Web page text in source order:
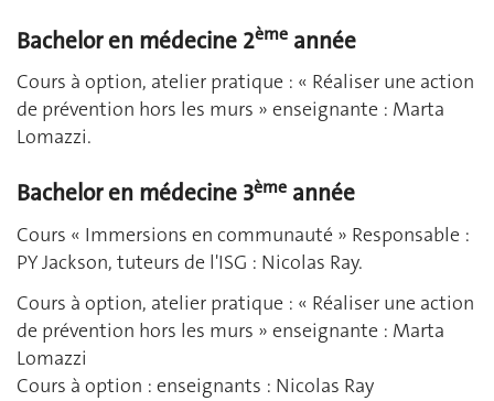
Bachelor en médecine 2ème année
Cours à option, atelier pratique : « Réaliser une action
de prévention hors les murs » enseignante : Marta
Lomazzi.
Bachelor en médecine 3ème année
Cours « Immersions en communauté » Responsable :
PY Jackson, tuteurs de l'ISG : Nicolas Ray.
Cours à option, atelier pratique : « Réaliser une action
de prévention hors les murs » enseignante : Marta
Lomazzi
Cours à option : enseignants : Nicolas Ray